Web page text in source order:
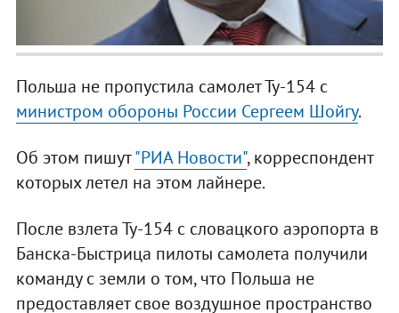
Польша не пропустила самолет Ту-154 с
министром обороны России Сергеем Шойгу.
Об этом пишут"РИА Новости", корреспондент
которых летел на этом лайнере.
После взлета Ту-154 с словацкого аэропорта в
Банска-Быстрица пилоты самолета получили
команду с земли о том, что Польша не
предоставляет свое воздушное пространство